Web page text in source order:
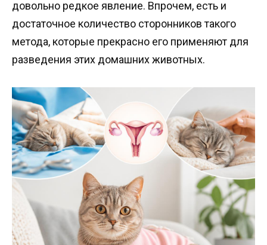
довольно редкое явление. Впрочем, есть и
достаточное количество сторонников такого
метода, которые прекрасно его применяют для
разведения этих домашних животных.